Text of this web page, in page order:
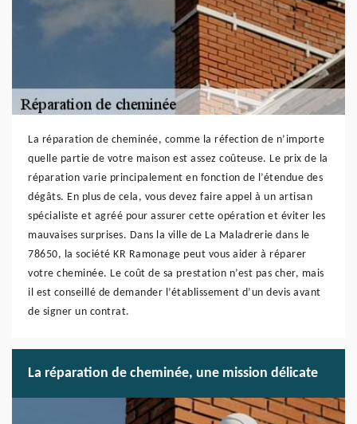
La réparation de cheminée, comme la réfection de n’importe
quelle partie de votre maison est assez coûteuse. Le prix de la
réparation varie principalement en fonction de l’étendue des
dégâts. En plus de cela, vous devez faire appel à un artisan
spécialiste et agréé pour assurer cette opération et éviter les
mauvaises surprises. Dans la ville de La Maladrerie dans le
78650, la société KR Ramonage peut vous aider à réparer
votre cheminée. Le coût de sa prestation n’est pas cher, mais
il est conseillé de demander l’établissement d’un devis avant
de signer un contrat.
La réparation de cheminée, une mission délicate